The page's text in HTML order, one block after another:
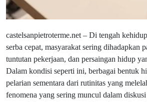
castelsanpietroterme.net – Di tengah
serba cepat, masyarakat sering dihadapkan
tuntutan pekerjaan, dan persaingan hidup
Dalam kondisi seperti ini, berbagai bentuk
pelarian sementara dari rutinitas yang
fenomena yang sering muncul dalam